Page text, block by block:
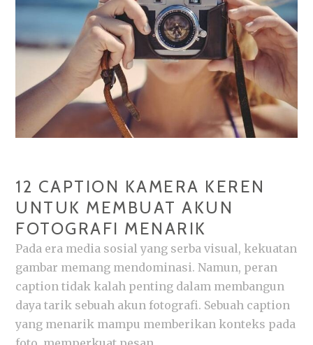
12 CAPTION KAMERA KEREN
UNTUK MEMBUAT AKUN
FOTOGRAFI MENARIK
Pada era media sosial yang serba visual, kekuatan
gambar memang mendominasi. Namun, peran
caption tidak kalah penting dalam membangun
daya tarik sebuah akun fotografi. Sebuah caption
yang menarik mampu memberikan konteks pada